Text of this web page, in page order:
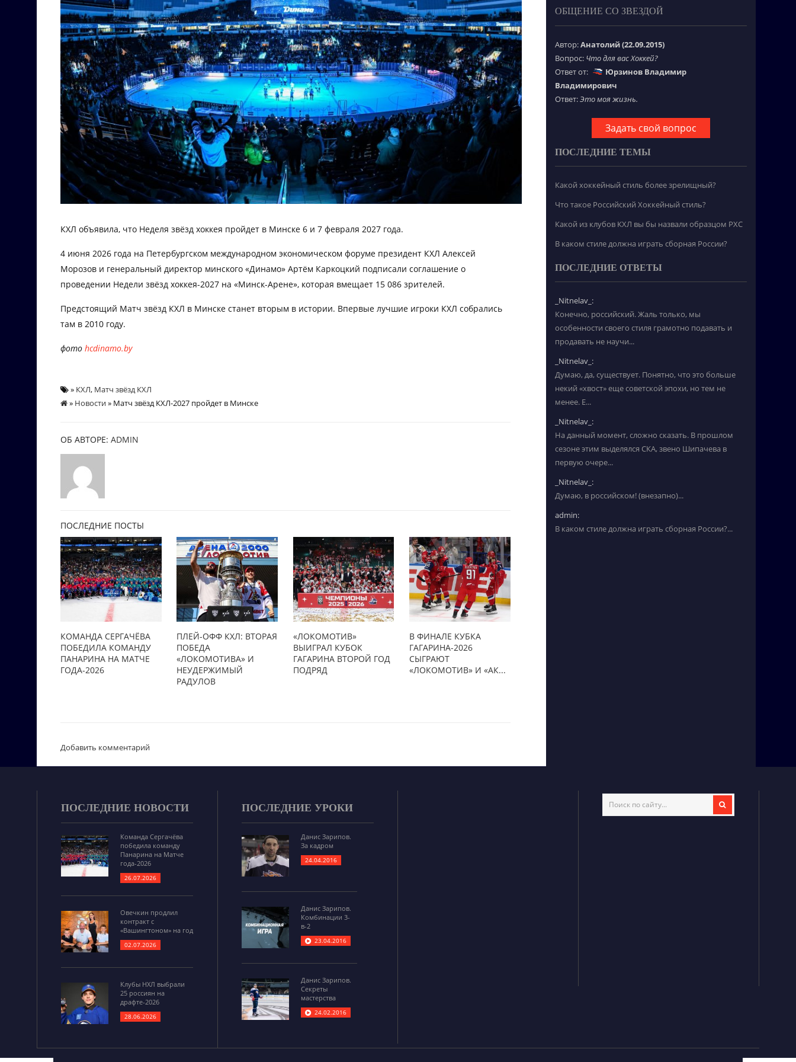
КХЛ объявила, что Неделя звёзд хоккея пройдет в Минске 6 и 7 февраля 2027 года.
4 июня 2026 года на Петербургском международном экономическом форуме президент КХЛ Алексей
Морозов и генеральный директор минского «Динамо» Артём Каркоцкий подписали соглашение о
проведении Недели звёзд хоккея-2027 на «Минск-Арене», которая вмещает 15 086 зрителей.
Предстоящий Матч звёзд КХЛ в Минске станет вторым в истории. Впервые лучшие игроки КХЛ собрались
там в 2010 году.
фото hcdinamo.by
» КХЛ, Матч звёзд КХЛ
» Новости» Матч звёзд КХЛ-2027 пройдет в Минске
ОБ АВТОРЕ: ADMIN
ПОСЛЕДНИЕ ПОСТЫ
КОМАНДА СЕРГАЧЁВА
ПОБЕДИЛА КОМАНДУ
ПАНАРИНА НА МАТЧЕ
ГОДА-2026
ПЛЕЙ-ОФФ КХЛ: ВТОРАЯ
ПОБЕДА
«ЛОКОМОТИВА» И
НЕУДЕРЖИМЫЙ
РАДУЛОВ
«ЛОКОМОТИВ»
ВЫИГРАЛ КУБОК
ГАГАРИНА ВТОРОЙ ГОД
ПОДРЯД
В ФИНАЛЕ КУБКА
ГАГАРИНА-2026
СЫГРАЮТ
«ЛОКОМОТИВ» И «АК...
Добавить комментарий
ОБЩЕНИЕ СО ЗВЕЗДОЙ
Автор:Анатолий (22.09.2015)
Вопрос: Что для вас Хоккей?
Ответ от:
Юрзинов Владимир
Владимирович
Ответ:Это моя жизнь.
Задать свой вопрос
ПОСЛЕДНИЕ ТЕМЫ
Какой хоккейный стиль более зрелищный?
Что такое Российский Хоккейный стиль?
Какой из клубов КХЛ вы бы назвали образцом РХС
В каком стиле должна играть сборная России?
ПОСЛЕДНИЕ ОТВЕТЫ
_Nitnelav_:
Конечно, российский. Жаль только, мы
особенности своего стиля грамотно подавать и
продавать не научи...
_Nitnelav_:
Думаю, да, существует. Понятно, что это больше
некий «хвост» еще советской эпохи, но тем не
менее. Е...
_Nitnelav_:
На данный момент, сложно сказать. В прошлом
сезоне этим выделялся СКА, звено Шипачева в
первую очере...
_Nitnelav_:
Думаю, в российском! (внезапно)...
admin:
В каком стиле должна играть сборная России?...
ПОСЛЕДНИЕ НОВОСТИ
Команда Сергачёва
победила команду
Панарина на Матче
года-2026
26.07.2026
Овечкин продлил
контракт с
«Вашингтоном» на год
02.07.2026
Клубы НХЛ выбрали
25 россиян на
драфте-2026
28.06.2026
ПОСЛЕДНИЕ УРОКИ
Данис Зарипов.
За кадром
24.04.2016
Данис Зарипов.
Комбинации 3-
в-2
23.04.2016
Данис Зарипов.
Секреты
мастерства
24.02.2016